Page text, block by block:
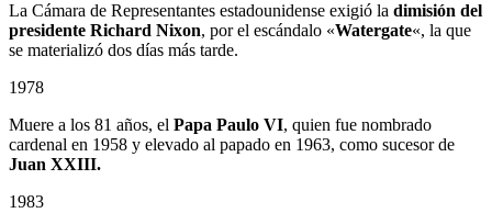
La Cámara de Representantes estadounidense exigió la dimisión del
presidente Richard Nixon, por el escándalo «Watergate«, la que
se materializó dos días más tarde.
1978
Muere a los 81 años, el Papa Paulo VI, quien fue nombrado
cardenal en 1958 y elevado al papado en 1963, como sucesor de
Juan XXIII.
1983